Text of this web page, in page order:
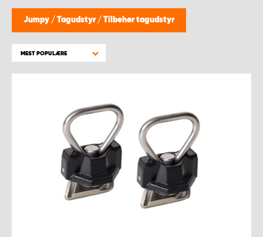
Jumpy / Tagudstyr / Tilbehør tagudstyr
MEST POPULÆRE